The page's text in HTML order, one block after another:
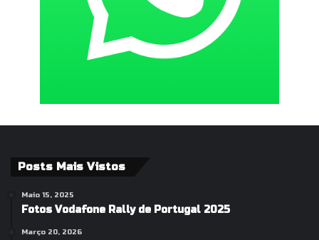
Posts Mais Vistos
Maio 15, 2025
Fotos Vodafone Rally de Portugal 2025
Março 20, 2026